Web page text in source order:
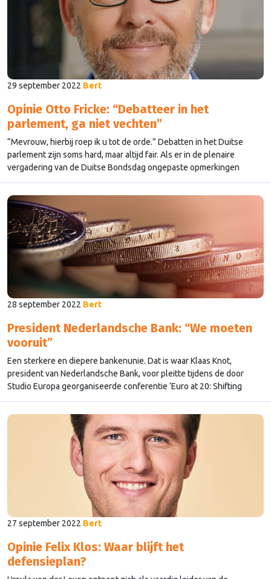
29 september 2022 Bert
Opinie Otto Fricke: “Debatteer in het
parlement, ga niet vechten”
“Mevrouw, hierbij roep ik u tot de orde.” Debatten in het Duitse
parlement zijn soms hard, maar altijd fair. Als er in de plenaire
vergadering van de Duitse Bondsdag ongepaste opmerkingen
worden gemaakt, berispt de voorzittende president deze
opmerkingen. Die berisping kan een ernstige waarschuwing zijn,
een oproep tot de orde, een boete of een …
28 september 2022 Bert
President Nederlandsche Bank: “We moeten
vooruit”
Een sterkere en diepere bankenunie. Dat is waar Klaas Knot,
president van Nederlandsche Bank, voor pleitte tijdens de door
Studio Europa georganiseerde conferentie ‘Euro at 20: Shifting
Paradigms in Maastricht’.
27 september 2022 Bert
Opinie Felix Klos: Waar blijft het
defensieplan?